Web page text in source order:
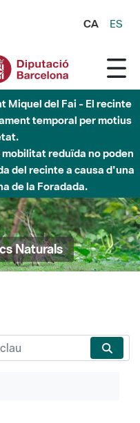
CA ES
Miquel del Fai - El recinte
temporal per motius
reduïda no poden
del recinte a causa d'una
de la Foradada.
Naturals